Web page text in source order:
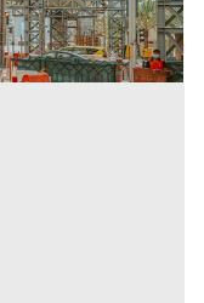
hanno i [...]